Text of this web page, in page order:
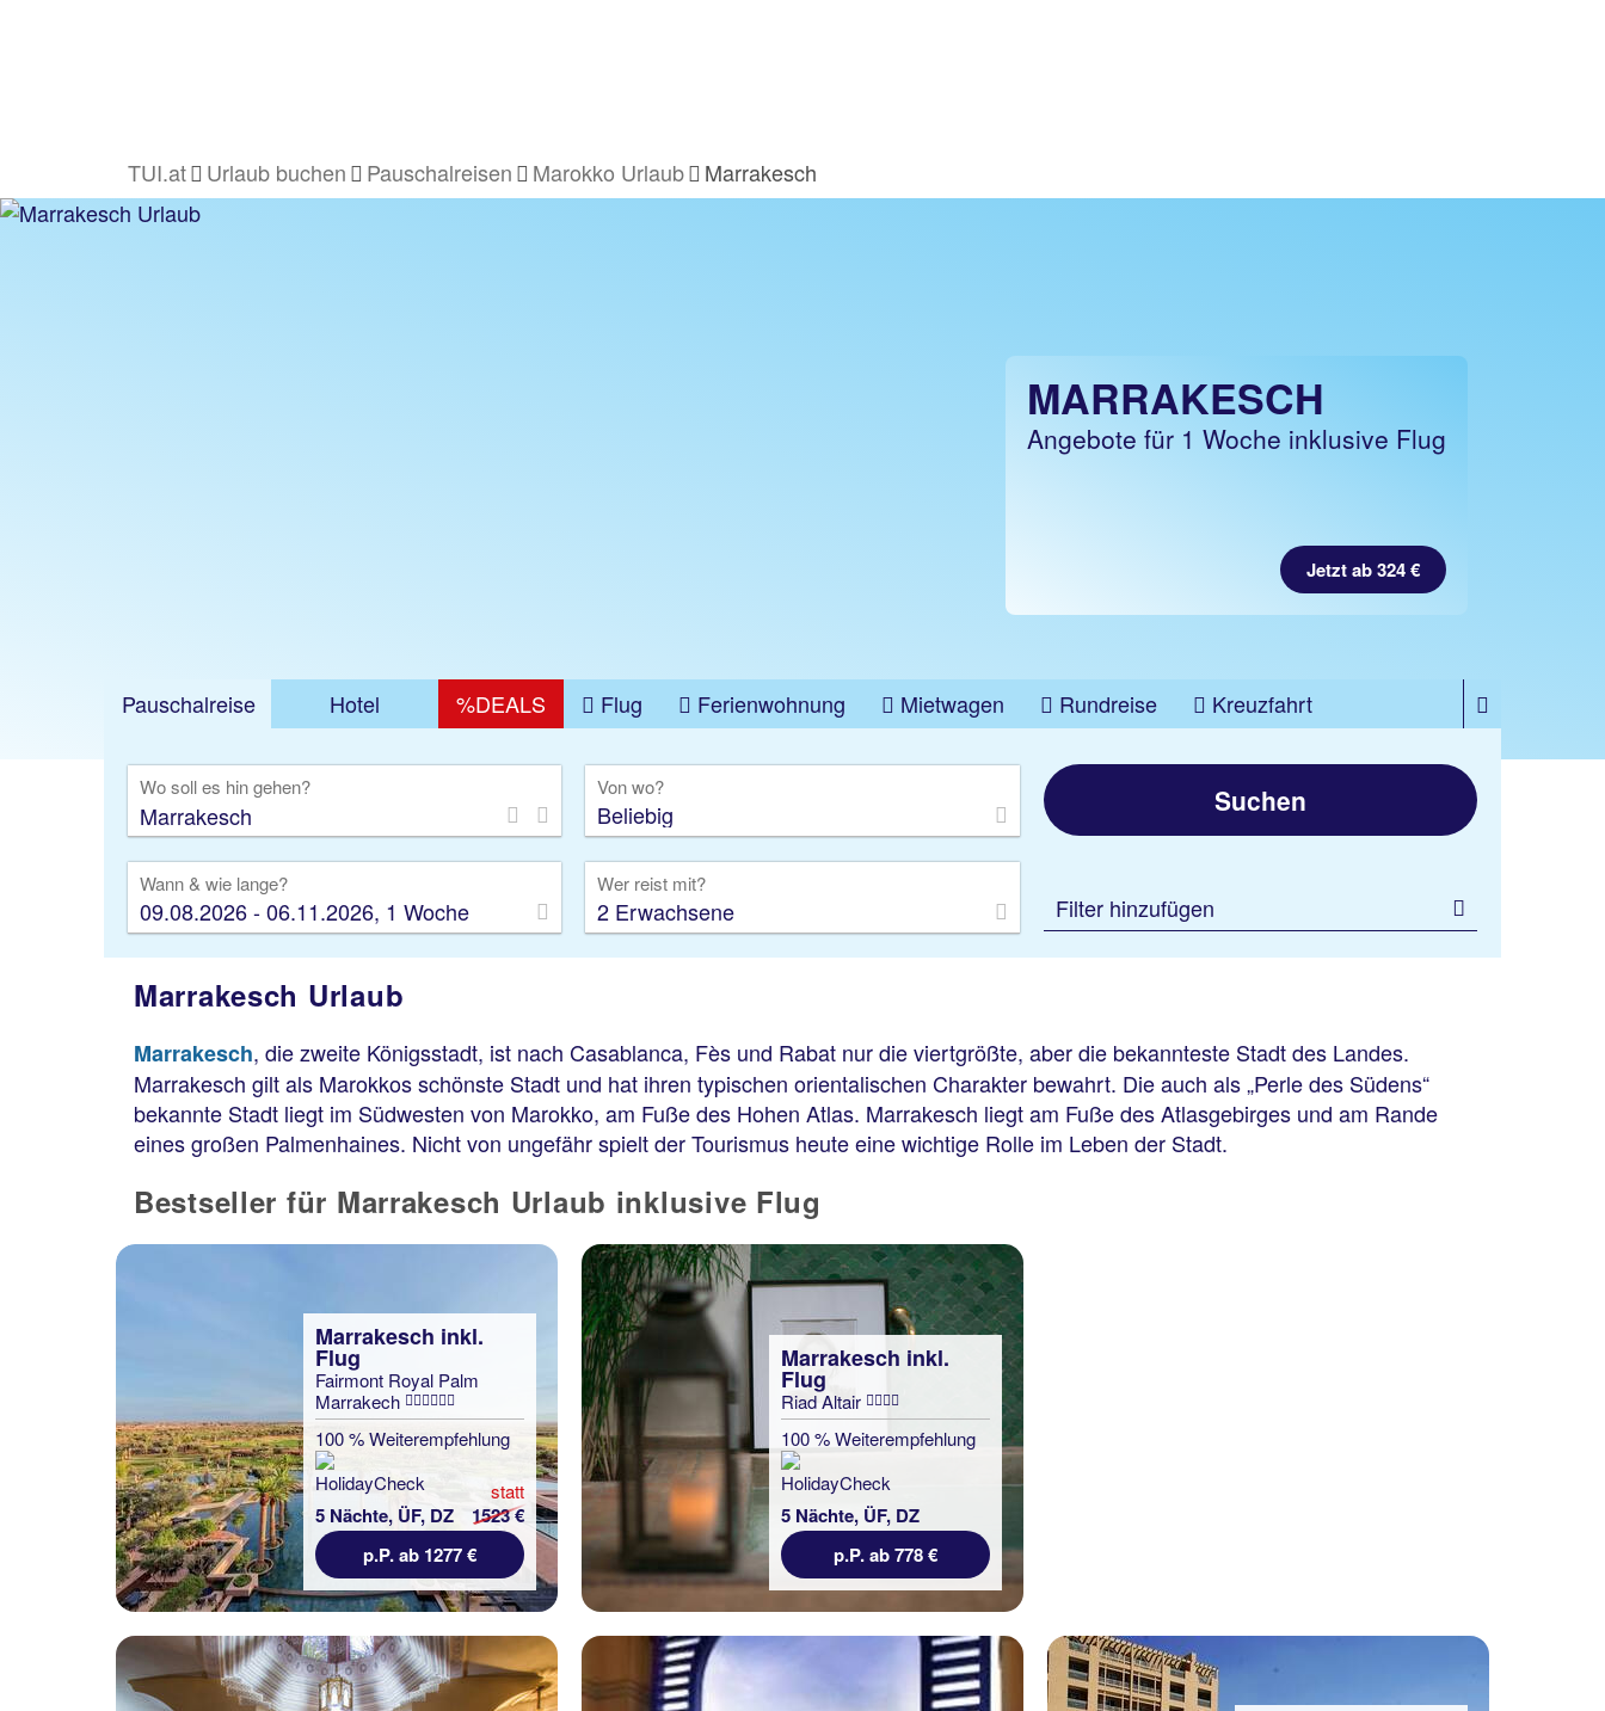
TUI.at Urlaub buchen Pauschalreisen Marokko Urlaub Marrakesch
MARRAKESCH
Angebote für 1 Woche inklusive Flug
Jetzt ab 324 €
Pauschalreise Hotel %DEALS Flug Ferienwohnung Mietwagen Rundreise
Kreuzfahrt
Wo soll es hin gehen? Von wo?
Beliebig
Wann & wie lange?
09.08.2026 - 06.11.2026, 1 Woche
Wer reist mit?
2 Erwachsene
Suchen
Filter hinzufügen
Marrakesch Urlaub
Marrakesch, die zweite Königsstadt, ist nach Casablanca, Fès und Rabat nur die viertgrößte, aber die bekannteste Stadt des Landes.
Marrakesch gilt als Marokkos schönste Stadt und hat ihren typischen orientalischen Charakter bewahrt. Die auch als „Perle des Südens“
bekannte Stadt liegt im Südwesten von Marokko, am Fuße des Hohen Atlas. Marrakesch liegt am Fuße des Atlasgebirges und am Rande
eines großen Palmenhaines. Nicht von ungefähr spielt der Tourismus heute eine wichtige Rolle im Leben der Stadt.
Bestseller für Marrakesch Urlaub inklusive Flug
Marrakesch inkl.
Flug
Fairmont Royal Palm
Marrakech
100 % Weiterempfehlung
5 Nächte, ÜF, DZ
statt
1523 €
p.P. ab 1277 €
Marrakesch inkl.
Flug
Riad Altair
100 % Weiterempfehlung
5 Nächte, ÜF, DZ
p.P. ab 778 €
100 % Weiterempfehlung